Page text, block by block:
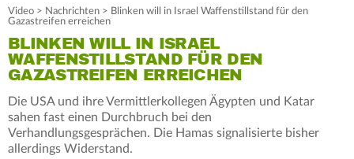
Video > Nachrichten > Blinken will in Israel Waffenstillstand für den
Gazastreifen erreichen
BLINKEN WILL IN ISRAEL
WAFFENSTILLSTAND FÜR DEN
GAZASTREIFEN ERREICHEN
Die USA und ihre Vermittlerkollegen Ägypten und Katar
sahen fast einen Durchbruch bei den
Verhandlungsgesprächen. Die Hamas signalisierte bisher
allerdings Widerstand.